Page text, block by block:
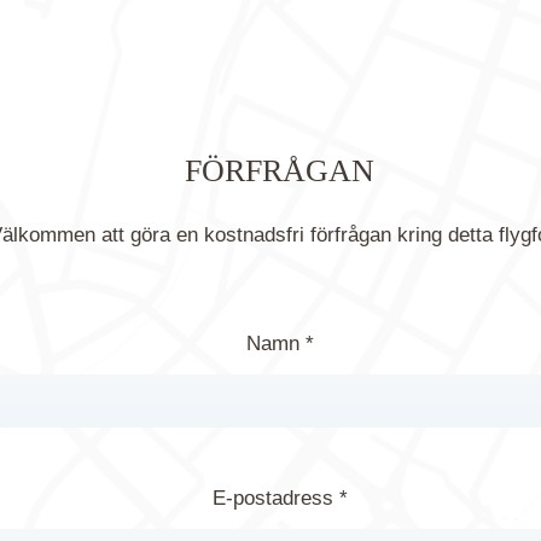
FÖRFRÅGAN
att göra en kostnadsfri förfrågan kring detta
Namn *
E-postadress *